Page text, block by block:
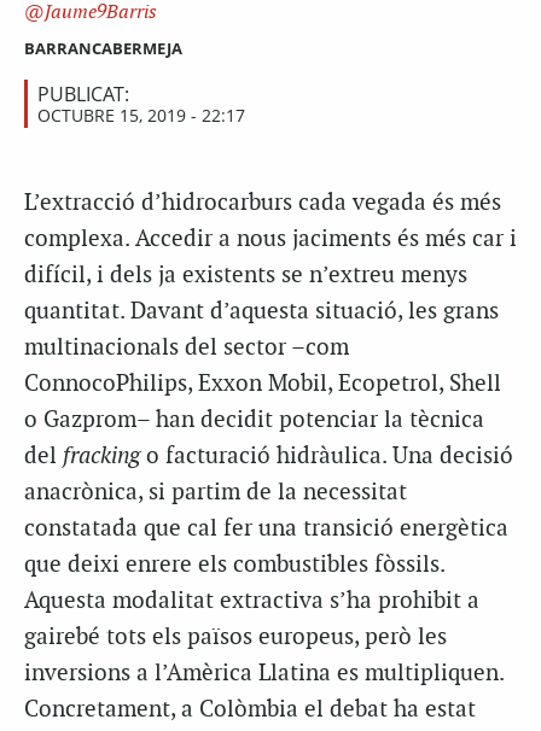
Jaume9Barris
BARRANCABERMEJA
PUBLICAT:
OCTUBRE 15, 2019 - 22:17
L’extracció d’hidrocarburs cada vegada és més
complexa. Accedir a nous jaciments és més car i
difícil, i dels ja existents se n’extreu menys
quantitat. Davant d’aquesta situació, les grans
multinacionals del sector –com
ConnocoPhilips, Exxon Mobil, Ecopetrol, Shell
o Gazprom– han decidit potenciar la tècnica
del frackingo facturació hidràulica. Una decisió
anacrònica, si partim de la necessitat
constatada que cal fer una transició energètica
que deixi enrere els combustibles fòssils.
Aquesta modalitat extractiva s’ha prohibit a
gairebé tots els països europeus, però les
inversions a l’Amèrica Llatina es multipliquen.
Concretament, a Colòmbia el debat ha estat